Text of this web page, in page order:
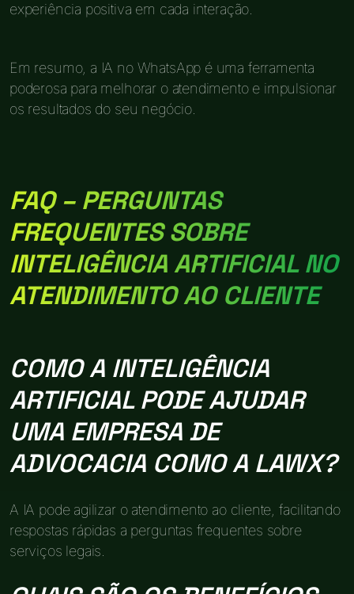
experiência positiva em cada interação.
Em resumo, a IA no WhatsApp é uma ferramenta
poderosa para melhorar o atendimento e impulsionar
os resultados do seu negócio.
FAQ – PERGUNTAS
FREQUENTES SOBRE
INTELIGÊNCIA ARTIFICIAL NO
ATENDIMENTO AO CLIENTE
COMO A INTELIGÊNCIA
ARTIFICIAL PODE AJUDAR
UMA EMPRESA DE
ADVOCACIA COMO A LAWX?
A IA pode agilizar o atendimento ao cliente, facilitando
respostas rápidas a perguntas frequentes sobre
serviços legais.